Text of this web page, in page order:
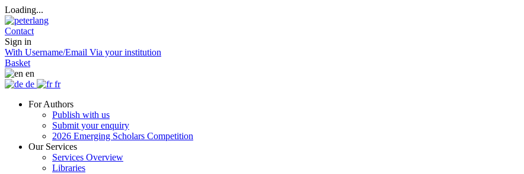
Loading...
Contact
Sign in
With Username/Email Via your institution
Basket
en
de
fr
For Authors
Publish with us
Submit your enquiry
2026 Emerging Scholars Competition
Our Services
Services Overview
Libraries